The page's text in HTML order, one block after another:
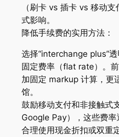
（刷卡 vs 插卡 vs 移动
式影响。
降低手续费的实用方法：
选择“interchange plus”
固定费率（flat rate）。
加固定 markup 计算，更
馆。
鼓励移动支付和非接触式
Google Pay），这些费率
合理使用现金折扣或双重